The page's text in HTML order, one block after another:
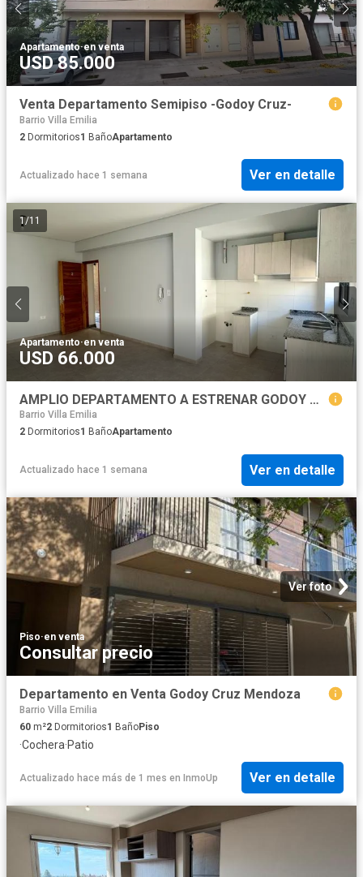
Apartamento·en venta
USD 85.000
Venta Departamento Semipiso -Godoy Cruz-
Barrio Villa Emilia
2 Dormitorios1 BañoApartamento
Actualizado hace 1 semana Ver en detalle
1/11
Apartamento·en venta
USD 66.000
AMPLIO DEPARTAMENTO A ESTRENAR GODOY CRUZ
Barrio Villa Emilia
2 Dormitorios1 BañoApartamento
Actualizado hace 1 semana Ver en detalle
Ver foto
Piso·en venta
Consultar precio
Departamento en Venta Godoy Cruz Mendoza
Barrio Villa Emilia
60 m²2 Dormitorios1 BañoPiso
·Cochera·Patio
Actualizado hace más de 1 mes en InmoUp Ver en detalle